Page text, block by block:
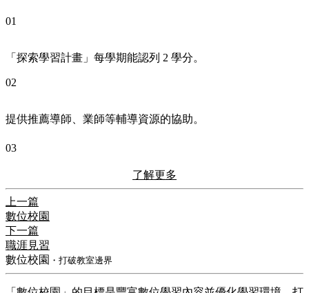
01
「探索學習計畫」每學期能認列 2 學分。
02
提供推薦導師、業師等輔導資源的協助。
03
了解更多
上一篇
數位校園
下一篇
職涯見習
數位校園 ・打破教室邊界